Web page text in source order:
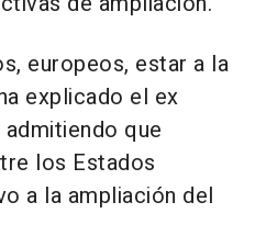
europeos, estar a la
explicado el ex
que
los Estados
a la ampliación del